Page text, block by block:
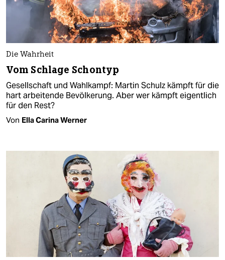
Die Wahrheit
Vom Schlage Schontyp
Gesellschaft und Wahlkampf: Martin Schulz kämpft für die
hart arbeitende Bevölkerung. Aber wer kämpft eigentlich
für den Rest?
Von Ella Carina Werner